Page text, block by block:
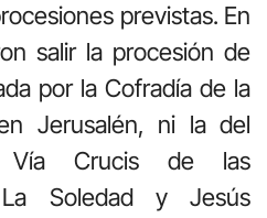
previstas. En
salir la procesión de
por la Cofradía de la
Jerusalén, ni la del
Crucis de las
Soledad y Jesús